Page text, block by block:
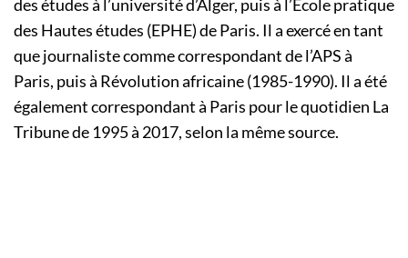
des études à l’université d’Alger, puis à l’Ecole pratique
des Hautes études (EPHE) de Paris. Il a exercé en tant
que journaliste comme correspondant de l’APS à
Paris, puis à Révolution africaine (1985-1990). Il a été
également correspondant à Paris pour le quotidien La
Tribune de 1995 à 2017, selon la même source.